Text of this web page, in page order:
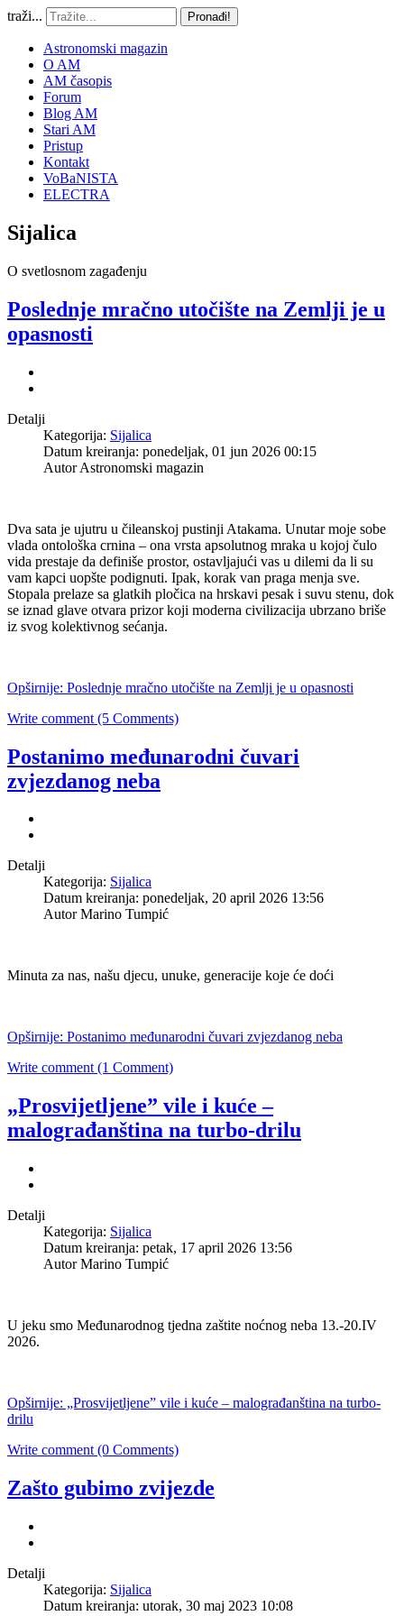
traži... Pronađi!
Astronomski magazin
O AM
AM časopis
Forum
Blog AM
Stari AM
Pristup
Kontakt
VoBaNISTA
ELECTRA
Sijalica
O svetlosnom zagađenju
Poslednje mračno utočište na Zemlji je u
opasnosti
Detalji
Kategorija: Sijalica
Datum kreiranja: ponedeljak, 01 jun 2026 00:15
Autor Astronomski magazin
Dva sata je ujutru u čileanskoj pustinji Atakama. Unutar moje sobe
vlada ontološka crnina – ona vrsta apsolutnog mraka u kojoj čulo
vida prestaje da definiše prostor, ostavljajući vas u dilemi da li su
vam kapci uopšte podignuti. Ipak, korak van praga menja sve.
Stopala prelaze sa glatkih pločica na hrskavi pesak i suvu stenu, dok
se iznad glave otvara prizor koji moderna civilizacija ubrzano briše
iz svog kolektivnog sećanja.
Opširnije: Poslednje mračno utočište na Zemlji je u opasnosti
Write comment (5 Comments)
Postanimo međunarodni čuvari
zvjezdanog neba
Detalji
Kategorija: Sijalica
Datum kreiranja: ponedeljak, 20 april 2026 13:56
Autor Marino Tumpić
Minuta za nas, našu djecu, unuke, generacije koje će doći
Opširnije: Postanimo međunarodni čuvari zvjezdanog neba
Write comment (1 Comment)
„Prosvijetljene” vile i kuće –
malograđanština na turbo-drilu
Detalji
Kategorija: Sijalica
Datum kreiranja: petak, 17 april 2026 13:56
Autor Marino Tumpić
U jeku smo Međunarodnog tjedna zaštite noćnog neba 13.-20.IV
2026.
Opširnije: „Prosvijetljene” vile i kuće – malograđanština na turbo-
drilu
Write comment (0 Comments)
Zašto gubimo zvijezde
Detalji
Kategorija: Sijalica
Datum kreiranja: utorak, 30 maj 2023 10:08